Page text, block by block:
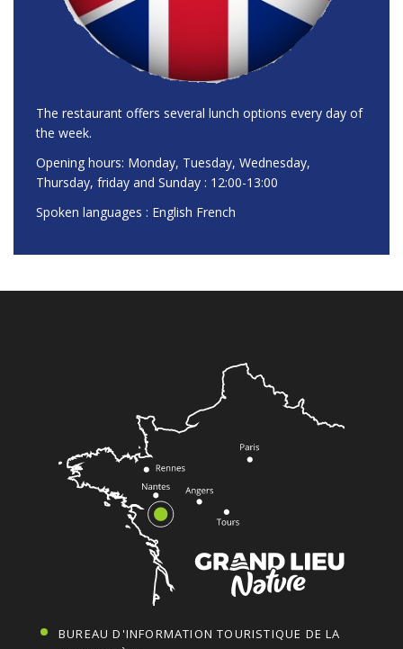
The restaurant offers several lunch options every day of
the week.
Opening hours: Monday, Tuesday, Wednesday,
Thursday, friday and Sunday : 12:00-13:00
Spoken languages : English French
BUREAU D'INFORMATION TOURISTIQUE DE LA